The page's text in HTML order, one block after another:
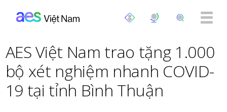
AES Việt Nam trao tặng 1.000
bộ xét nghiệm nhanh COVID-
19 tại tỉnh Bình Thuận